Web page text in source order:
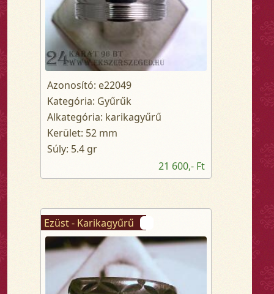
Azonosító: e22049
Kategória: Gyűrűk
Alkategória: karikagyűrű
Kerület: 52 mm
Súly: 5.4 gr
21 600,- Ft
Ezüst - Karikagyűrű